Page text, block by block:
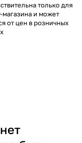
только для
магазина и может
от цен в розничных